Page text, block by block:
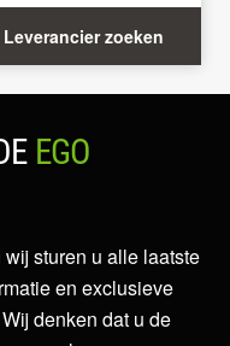
Leverancier zoeken
EGO
sturen u alle laatste
en exclusieve
denken dat u de